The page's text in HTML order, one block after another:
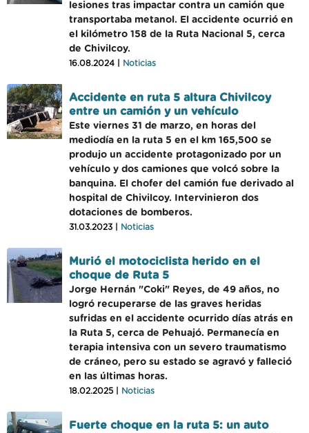
lesiones tras impactar contra un camión que
transportaba metanol. El accidente ocurrió en
el kilómetro 158 de la Ruta Nacional 5, cerca
de Chivilcoy.
16.08.2024 | Noticias
Accidente en ruta 5 altura Chivilcoy
entre un camión y un vehículo
Este viernes 31 de marzo, en horas del
mediodía en la ruta 5 en el km 165,500 se
produjo un accidente protagonizado por un
vehículo y dos camiones que volcó sobre la
banquina. El chofer del camión fue derivado al
hospital de Chivilcoy. Intervinieron dos
dotaciones de bomberos.
31.03.2023 | Noticias
Murió el motociclista herido en el
choque de Ruta 5
Jorge Hernán "Coki" Reyes, de 49 años, no
logró recuperarse de las graves heridas
sufridas en el accidente ocurrido días atrás en
la Ruta 5, cerca de Pehuajó. Permanecía en
terapia intensiva con un severo traumatismo
de cráneo, pero su estado se agravó y falleció
en las últimas horas.
18.02.2025 | Noticias
Fuerte choque en la ruta 5: un auto